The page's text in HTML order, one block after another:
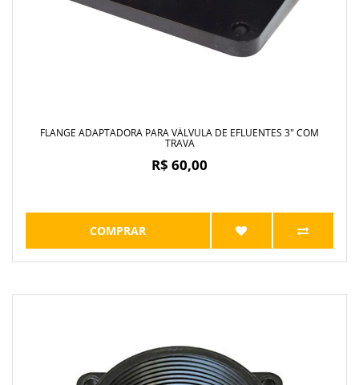
FLANGE ADAPTADORA PARA VÁLVULA DE EFLUENTES 3" COM
TRAVA
R$ 60,00
COMPRAR